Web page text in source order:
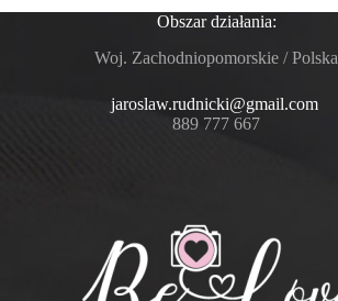
Obszar działania:
Woj. Zachodniopomorskie / Polska
jaroslaw.rudnicki@gmail.com
889 777 667